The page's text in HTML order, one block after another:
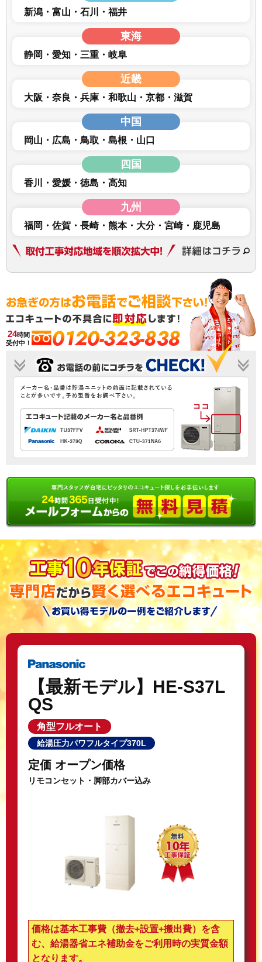
新潟 富山 石川 福井
東海
静岡 愛知 三重 岐阜
近畿
大阪 奈良 兵庫 和歌山 京都 滋賀
中国
岡山 広島 鳥取 島根 山口
四国
香川 愛媛 徳島 高知
九州
福岡 佐賀 長崎 熊本 大分 宮崎 鹿児島
24時間
受付中！
0120-323-838
【最新モデル】HE-S37L
QS
角型フルオート
給湯圧力パワフルタイプ370L
定価 オープン価格
リモコンセット・脚部カバー込み
価格は基本工事費（撤去+設置+搬出費）を含
む、給湯器省エネ補助金をご利用時の実質金額
となります。